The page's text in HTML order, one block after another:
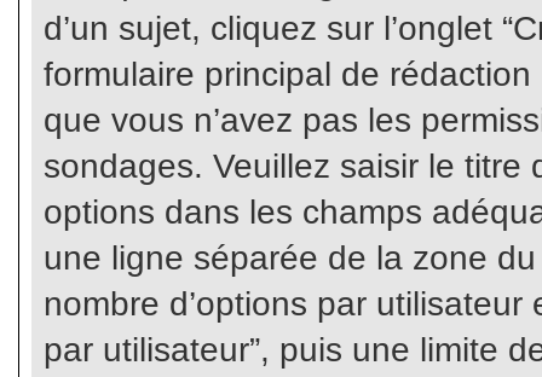
d’un sujet, cliquez sur l’onglet
formulaire principal de
que vous n’avez pas les
sondages. Veuillez saisir le
options dans les champs
une ligne séparée de la zone
nombre d’options par
par utilisateur”, puis une limite